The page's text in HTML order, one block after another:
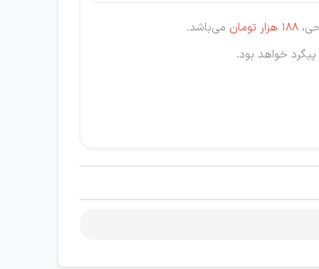
188 هزار تومان می‌باشد.
خواهد بود.